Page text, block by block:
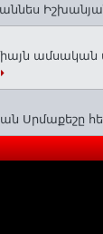
միայն
Սրմաքեշը